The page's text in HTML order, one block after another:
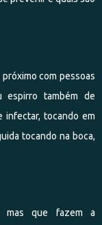
com pessoas
espirro também de
infectar, tocando em
tocando na boca,
mas que fazem a